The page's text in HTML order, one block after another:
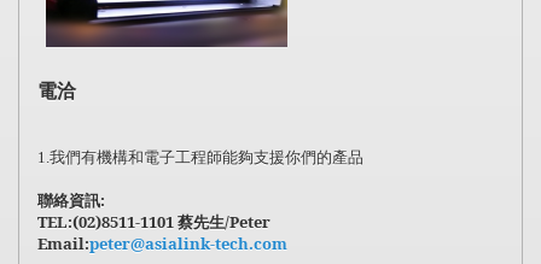
電洽
1.我們有機構和電子工程師能夠支援你們的產品
聯絡資訊:
TEL:(02)8511-1101蔡先生/Peter
Email:peter@asialink-tech.com